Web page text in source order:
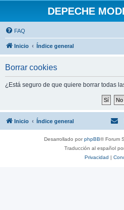
DEPECHE
FAQ
Inicio Índice general
Borrar cookies
¿Está seguro de que quiere borrar todas
Inicio Índice general
Desarrollado porphpBB® Forum
Traducción al español
Privacidad |